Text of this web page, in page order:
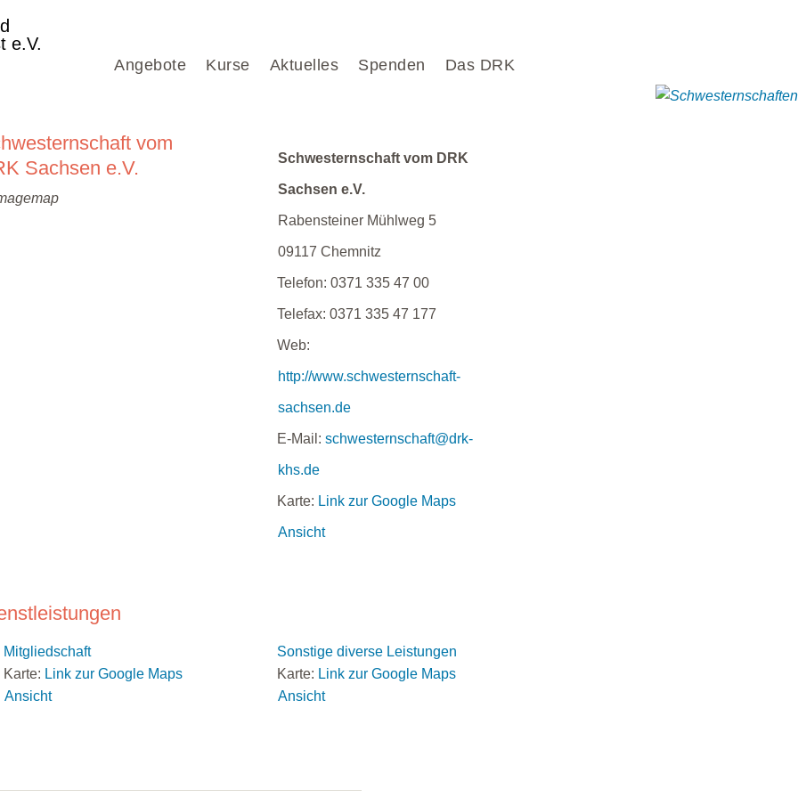
Angebote Kurse Aktuelles Spenden Das DRK
e.V.
vom
Sachsen e.V.
Schwesternschaft vom DRK
Sachsen e.V.
Rabensteiner Mühlweg 5
09117 Chemnitz
Telefon: 0371 335 47 00
Telefax: 0371 335 47 177
Web:
http://www.schwesternschaft-
sachsen.de
E-Mail: schwesternschaft@drk-
khs.de
Karte: Link zur Google Maps
Ansicht
Mitgliedschaft
Karte: Link zur Google Maps
Ansicht
Sonstige diverse Leistungen
Karte: Link zur Google Maps
Ansicht